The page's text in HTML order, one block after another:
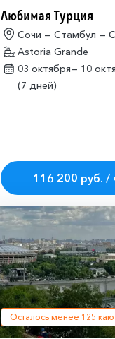
Любимая Турция
Сочи — Стамбул —
Astoria Grande
03 октября— 10
(7 дней)
116 200 руб. /
Осталось менее 125